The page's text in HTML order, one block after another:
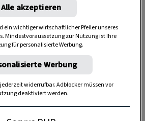
Alle akzeptieren
ein wichtiger wirtschaftlicher Pfeiler unseres
Mindestvoraussetzung zur Nutzung ist Ihre
für personalisierte Werbung.
Werbung
widerrufbar. Adblocker müssen vor
deaktiviert werden.